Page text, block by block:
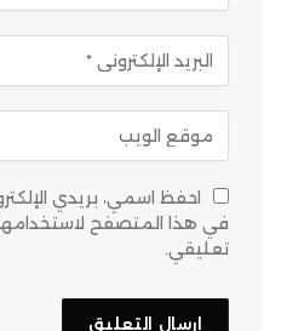
احفظ اسمي، بريدي
في هذا المتصفح
تعليقي.